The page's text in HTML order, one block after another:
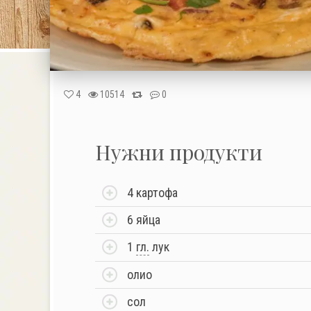
4 10514 0
Нужни продукти
4 картофа
6 яйца
1 гл. лук
олио
сол